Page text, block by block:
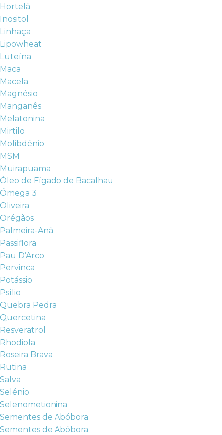
Hortelã
Inositol
Linhaça
Lipowheat
Luteína
Maca
Macela
Magnésio
Manganês
Melatonina
Mirtilo
Molibdénio
MSM
Muirapuama
Óleo de Fígado de Bacalhau
Ómega 3
Oliveira
Orégãos
Palmeira-Anã
Passiflora
Pau D’Arco
Pervinca
Potássio
Psílio
Quebra Pedra
Quercetina
Resveratrol
Rhodiola
Roseira Brava
Rutina
Salva
Selénio
Selenometionina
Sementes de Abóbora
Sementes de Abóbora